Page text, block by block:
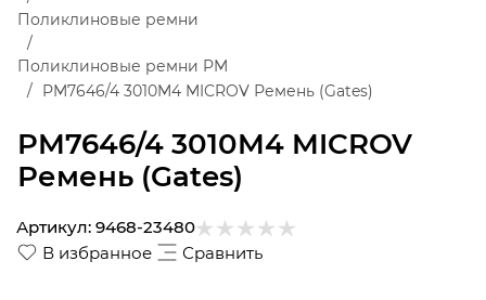
PM7646/4 3010M4 MICROV
Ремень (Gates)
Поликлиновые ремни
Поликлиновые ремни PM
PM7646/4 3010M4 MICROV Ремень (Gates)
В избранное Сравнить
Артикул: 9468-23480